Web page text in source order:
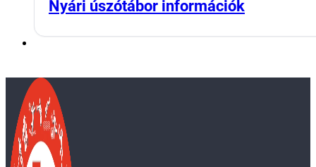
Nyári úszótábor információk